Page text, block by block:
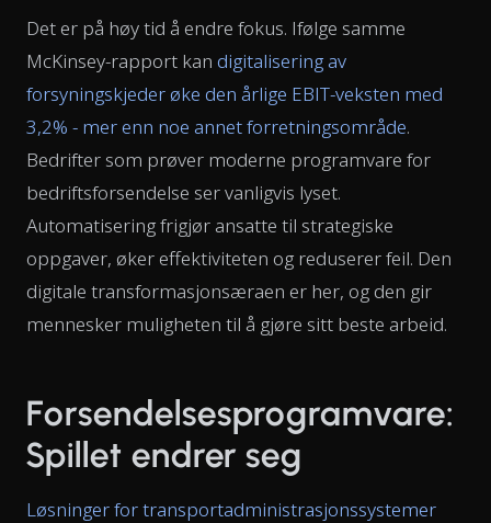
Det er på høy tid å endre fokus. Ifølge samme
McKinsey-rapport kan digitalisering av
forsyningskjeder øke den årlige EBIT-veksten med
3,2% - mer enn noe annet forretningsområde.
Bedrifter som prøver moderne programvare for
bedriftsforsendelse ser vanligvis lyset.
Automatisering frigjør ansatte til strategiske
oppgaver, øker effektiviteten og reduserer feil. Den
digitale transformasjonsæraen er her, og den gir
mennesker muligheten til å gjøre sitt beste arbeid.
Forsendelsesprogramvare:
Spillet endrer seg
Løsninger for transportadministrasjonssystemer